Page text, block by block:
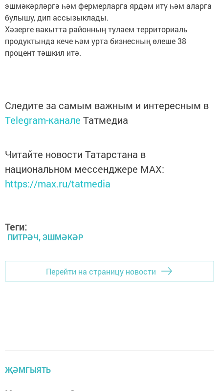
эшмәкәрләргә һәм фермерларга ярдәм итү һәм аларга
булышу, дип ассызыклады.
Хәзерге вакытта районның тулаем территориаль
продуктында кече һәм урта бизнесның өлеше 38
процент тәшкил итә.
Следите за самым важным и интересным в
Telegram-канале Татмедиа
Читайте новости Татарстана в
национальном мессенджере MАХ:
https://max.ru/tatmedia
Теги:
ПИТРӘЧ, ЭШМӘКӘР
Перейти на страницу новости
ҖӘМГЫЯТЬ